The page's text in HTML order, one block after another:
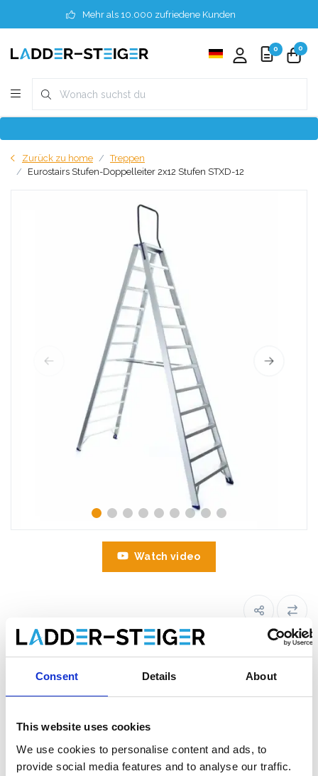
Consent Details About
This website uses cookies
We use cookies to personalise content and ads, to
provide social media features and to analyse our traffic.
Mehr als 10.000 zufriedene Kunden
0 0
Zurück zu home
Treppen
Eurostairs Stufen-Doppelleiter 2x12 Stufen STXD-12
Watch video
Eurostairs Stufen-Doppelleiter 2x12
Stufen STXD-12
Bitte wählen Sie:
Eurostairs Stufen-Doppelleiter 2x12 Stufen STXD-
12